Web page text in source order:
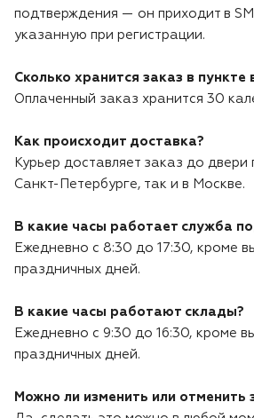
Высоторезы
подтверждения — он приходит в
указанную при регистрации.
Сколько хранится заказ в пункте
Оплаченный заказ хранится 30
Как происходит доставка?
Курьер доставляет заказ до двери
Санкт-Петербурге, так и в Москве.
В какие часы работает служба
Ежедневно с 8:30 до 17:30, кроме
праздничных дней.
В какие часы работают склады?
Ежедневно с 9:30 до 16:30, кроме
праздничных дней.
Можно ли изменить или отменить